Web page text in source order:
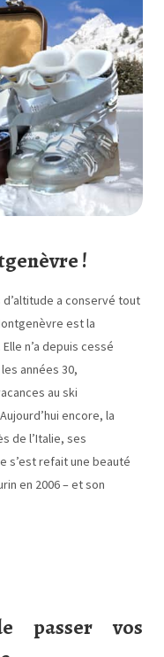
!
a conservé tout
est la
n’a depuis cessé
années 30,
au ski
encore, la
de l’Italie, ses
s’est refait une beauté
en 2006 – et son
passer vos